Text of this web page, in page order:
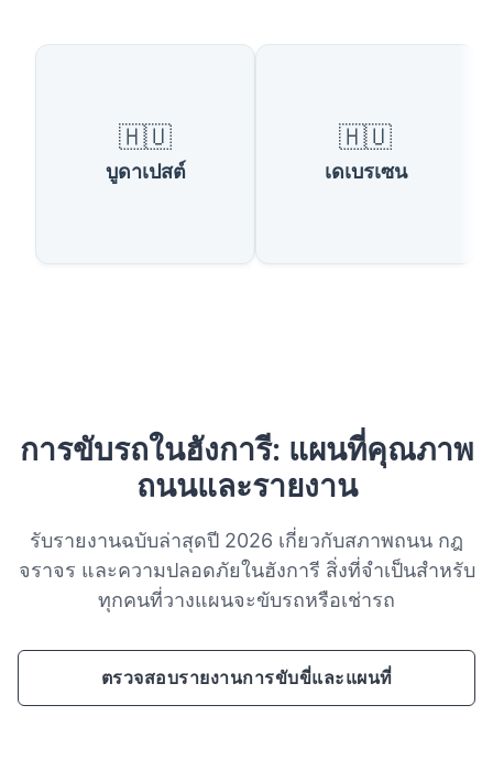
เมืองยอดนิยมในฮังการี
🇭🇺
บูดาเปสต์
🇭🇺
เดเบรเซน
การขับรถในฮังการี: แผนที่คุณภาพ
ถนนและรายงาน
รับรายงานฉบับล่าสุดปี 2026 เกี่ยวกับสภาพถนน กฎ
จราจร และความปลอดภัยในฮังการี สิ่งที่จำเป็นสำหรับ
ทุกคนที่วางแผนจะขับรถหรือเช่ารถ
ตรวจสอบรายงานการขับขี่และแผนที่